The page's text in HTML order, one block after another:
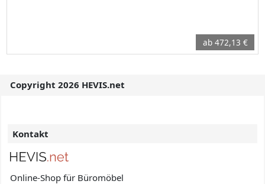
ab 472,13 €
Copyright 2026 HEVIS.net
Kontakt
Online-Shop für Büromöbel